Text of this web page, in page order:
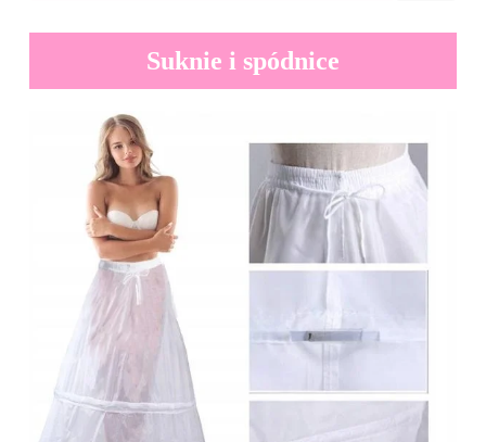
Suknie i spódnice